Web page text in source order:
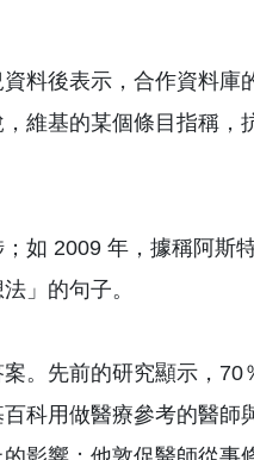
料後表示，合作資料庫
維基的某個條目指稱，
如 2009 年，據稱阿斯
」的句子。
。先前的研究顯示，
科用做醫療參考的醫師